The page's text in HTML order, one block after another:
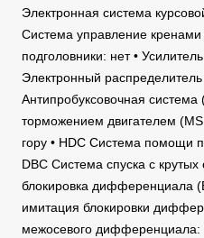
Электронная система
Система управление кренами
подголовники: нет •
Электронный
Антипробуксовочная система
торможением двигателем
гору • HDC Система помощи
DBC Система спуска с
блокировка дифференциала
имитация блокировки
межосевого дифференциала: